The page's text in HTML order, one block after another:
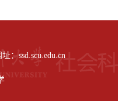
：ssd.scu.edu.cn